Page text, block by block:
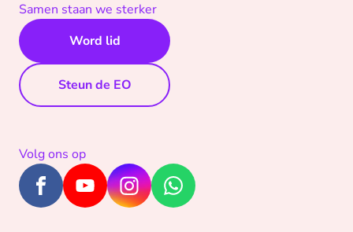
Samen staan we sterker
Word lid
Steun de EO
Volg ons op